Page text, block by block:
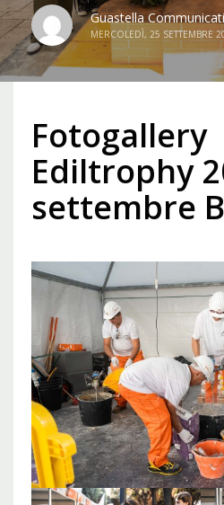
Guastella
MERCOLEDÌ, 25 SETTEMBRE
Fotogallery
Ediltrophy
settembre